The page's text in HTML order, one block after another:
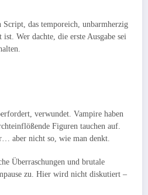
das temporeich, unbarmherzig
Wer dachte, die erste Ausgabe sei
verwundet. Vampire haben
Figuren tauchen auf.
aber nicht so, wie man denkt.
Überraschungen und brutale
zu. Hier wird nicht diskutiert –